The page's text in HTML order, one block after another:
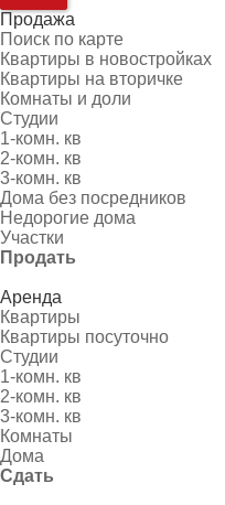
Продажа
Поиск по карте
Квартиры в новостройках
Квартиры на вторичке
Комнаты и доли
Студии
1-комн. кв
2-комн. кв
3-комн. кв
Дома без посредников
Недорогие дома
Участки
Продать
Аренда
Квартиры
Квартиры посуточно
Студии
1-комн. кв
2-комн. кв
3-комн. кв
Комнаты
Дома
Сдать